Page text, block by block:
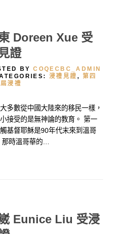
Doreen Xue 受
證
BYCOQECBC_ADMIN
浸禮見證, 第四
浸禮
多數從中國大陸來的移民一樣，
接受的是無神論的教育。 第一
基督耶穌是90年代末來到溫哥
那時溫哥華的…
Eunice Liu 受浸